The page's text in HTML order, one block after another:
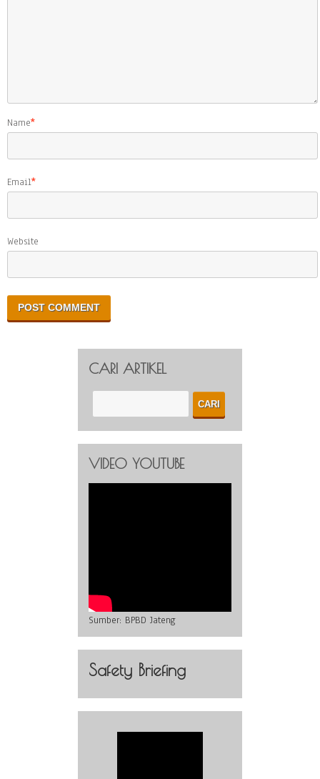
Name*
Email*
Website
CARI ARTIKEL
VIDEO YOUTUBE
Sumber: BPBD Jateng
Safety Briefing